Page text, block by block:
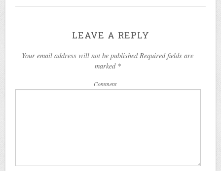
LEAVE A REPLY
Your email address will not be published Required fields are
marked *
Comment